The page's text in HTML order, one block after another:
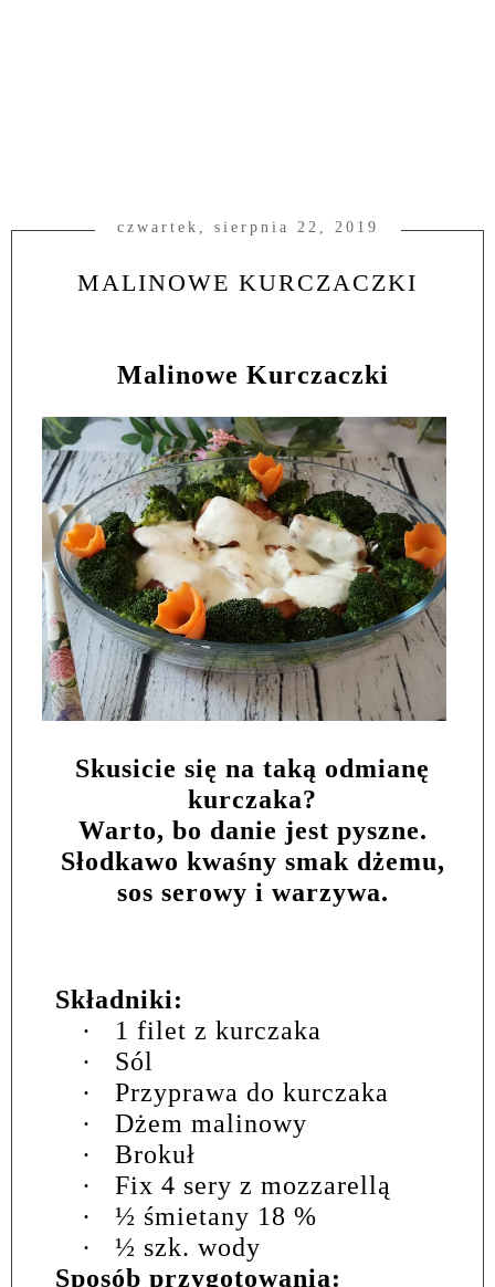
czwartek, sierpnia 22, 2019
MALINOWE KURCZACZKI
Malinowe Kurczaczki
Skusicie się na taką odmianę
kurczaka?
Warto, bo danie jest pyszne.
Słodkawo kwaśny smak dżemu,
sos serowy i warzywa.
Składniki:
·
1 filet z kurczaka
·
Sól
·
Przyprawa do kurczaka
·
Dżem malinowy
·
Brokuł
·
Fix 4 sery z mozzarellą
·
½ śmietany 18 %
·
½ szk. wody
Sposób przygotowania: